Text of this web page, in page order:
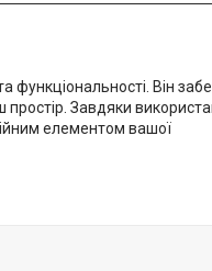
Він
простір. Завдяки
елементом вашої